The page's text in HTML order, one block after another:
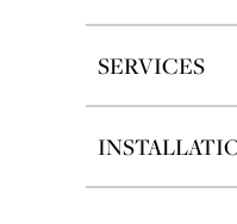
SERVICES